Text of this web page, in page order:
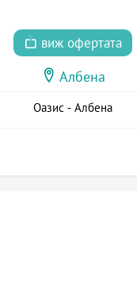
виж офертата
Албена
Оазис - Албена